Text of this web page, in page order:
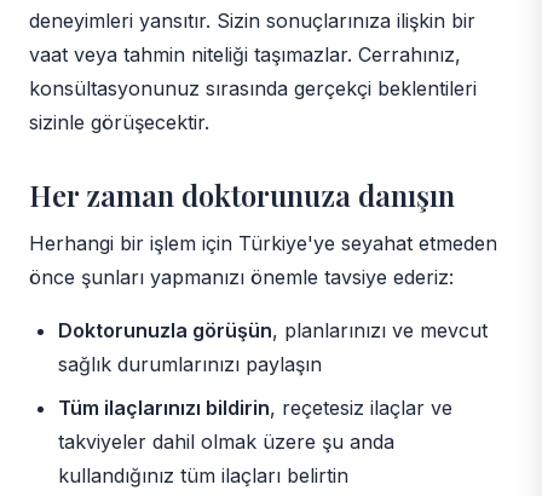
deneyimleri yansıtır. Sizin sonuçlarınıza ilişkin bir
vaat veya tahmin niteliği taşımazlar. Cerrahınız,
konsültasyonunuz sırasında gerçekçi beklentileri
sizinle görüşecektir.
Her zaman doktorunuza danışın
Herhangi bir işlem için Türkiye'ye seyahat etmeden
önce şunları yapmanızı önemle tavsiye ederiz:
Doktorunuzla görüşün, planlarınızı ve mevcut
sağlık durumlarınızı paylaşın
Tüm ilaçlarınızı bildirin, reçetesiz ilaçlar ve
takviyeler dahil olmak üzere şu anda
kullandığınız tüm ilaçları belirtin